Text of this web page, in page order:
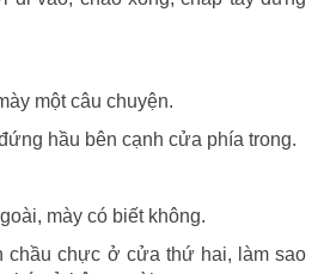
một câu chuyện.
hầu bên cạnh cửa phía trong.
mày có biết không.
chầu chực ở cửa thứ hai, làm sao